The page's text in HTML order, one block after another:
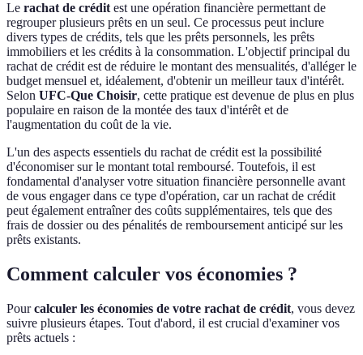
Le rachat de créditest une opération financière permettant de
regrouper plusieurs prêts en un seul. Ce processus peut inclure
divers types de crédits, tels que les prêts personnels, les prêts
immobiliers et les crédits à la consommation. L'objectif principal du
rachat de crédit est de réduire le montant des mensualités, d'alléger le
budget mensuel et, idéalement, d'obtenir un meilleur taux d'intérêt.
Selon UFC-Que Choisir, cette pratique est devenue de plus en plus
populaire en raison de la montée des taux d'intérêt et de
l'augmentation du coût de la vie.
L'un des aspects essentiels du rachat de crédit est la possibilité
d'économiser sur le montant total remboursé. Toutefois, il est
fondamental d'analyser votre situation financière personnelle avant
de vous engager dans ce type d'opération, car un rachat de crédit
peut également entraîner des coûts supplémentaires, tels que des
frais de dossier ou des pénalités de remboursement anticipé sur les
prêts existants.
Comment calculer vos économies ?
Pourcalculer les économies de votre rachat de crédit, vous devez
suivre plusieurs étapes. Tout d'abord, il est crucial d'examiner vos
prêts actuels :